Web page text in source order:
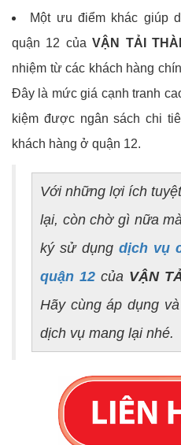
Một ưu điểm khác giúp
quận 12 củaVẬN TẢI
nhiệm từ các khách hàng
Đây là mức giá cạnh tranh
kiệm được ngân sách chi
khách hàng ở quận 12.
Với những lợi ích
lại, còn chờ gì nữa
ký sử dụng dịch vụ
quận 12 của VẬN
Hãy cùng áp dụng
dịch vụ mang lại nhé.